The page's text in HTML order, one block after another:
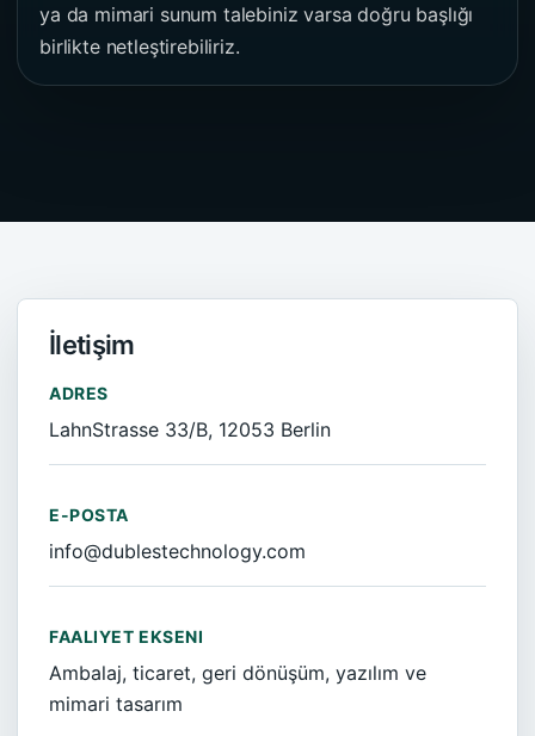
ya da mimari sunum talebiniz varsa doğru başlığı
birlikte netleştirebiliriz.
İletişim
ADRES
LahnStrasse 33/B, 12053 Berlin
E-POSTA
info@dublestechnology.com
FAALIYET EKSENI
Ambalaj, ticaret, geri dönüşüm, yazılım ve
mimari tasarım